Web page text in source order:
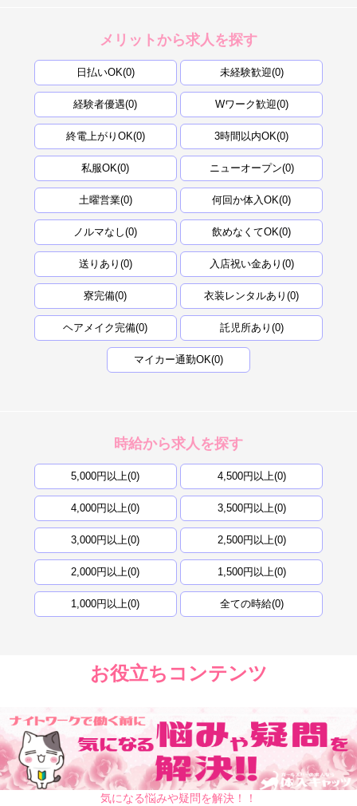
メリットから求人を探す
日払いOK(0) 未経験歓迎(0)
経験者優遇(0) Wワーク歓迎(0)
終電上がりOK(0) 3時間以内OK(0)
私服OK(0) ニューオープン(0)
土曜営業(0) 何回か体入OK(0)
ノルマなし(0) 飲めなくてOK(0)
送りあり(0) 入店祝い金あり(0)
寮完備(0) 衣装レンタルあり(0)
ヘアメイク完備(0) 託児所あり(0)
マイカー通勤OK(0)
時給から求人を探す
5,000円以上(0) 4,500円以上(0)
4,000円以上(0) 3,500円以上(0)
3,000円以上(0) 2,500円以上(0)
2,000円以上(0) 1,500円以上(0)
1,000円以上(0) 全ての時給(0)
お役立ちコンテンツ
気になる悩みや疑問を解決！！